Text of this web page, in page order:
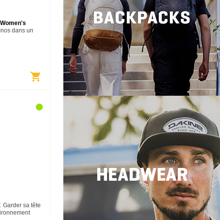
dans un
ton pull
shopping_cart
Garder sa tête